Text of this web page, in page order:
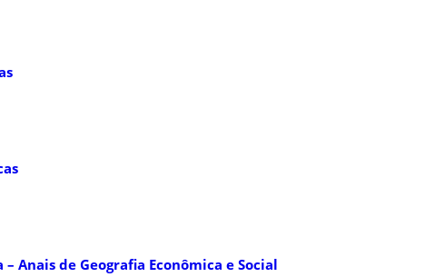
Anais de Geografia Econômica e Social